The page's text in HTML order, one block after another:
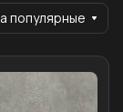
популярные